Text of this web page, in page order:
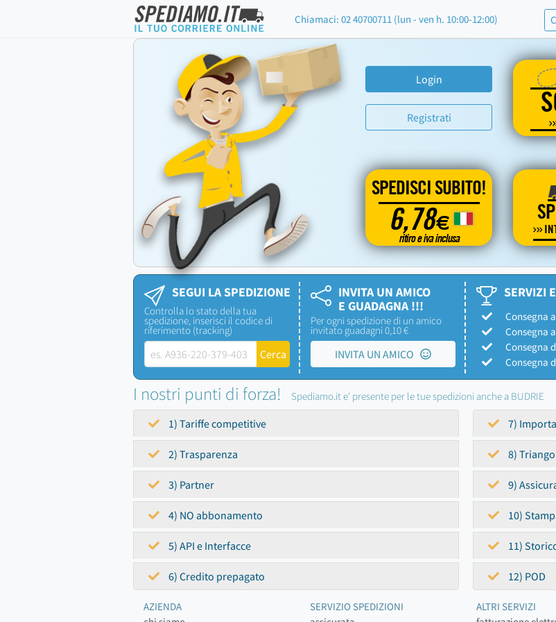
Chiamaci: 02 40700711 (lun - ven h. 10:00-12:00)
Login
Registrati
SPEDISCI SUBITO!
6,78€
ritiro e iva inclusa
SEGUI LA SPEDIZIONE
Controlla lo stato della tua
spedizione, inserisci il codice di
riferimento (tracking)
INVITA UN AMICO
E GUADAGNA !!!
Per ogni spedizione di un amico
invitato guadagni 0,10 €
INVITA UN AMICO
SERVIZI
Consegna
Consegna
Consegna
Consegna
I nostri punti di forza! Spediamo.it e' presente per le tue spedizioni anche a BUDRIE
1) Tariffe competitive
2) Trasparenza
3) Partner
4) NO abbonamento
5) API e Interfacce
6) Credito prepagato
7)
8)
9)
10)
11)
12) POD
AZIENDA
SERVIZIO SPEDIZIONI
ALTRI SERVIZI